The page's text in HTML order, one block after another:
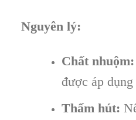
Nguyên lý:
Chất nhuộm:
được áp
Thấm hút: